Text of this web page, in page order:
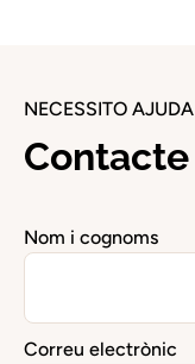
NECESSITO AJUDA
Contacte
Nom i cognoms
Correu electrònic